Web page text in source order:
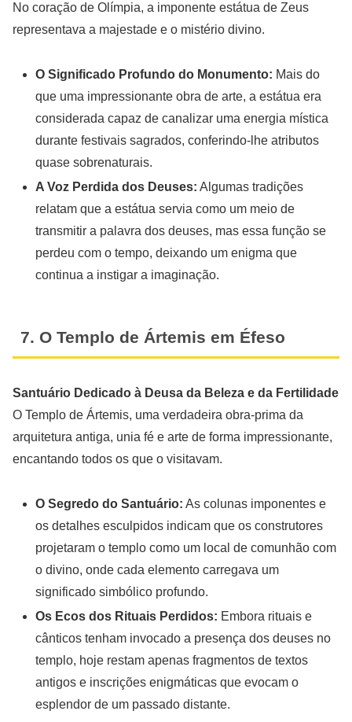
No coração de Olímpia, a imponente estátua de Zeus
representava a majestade e o mistério divino.
O Significado Profundo do Monumento: Mais do
que uma impressionante obra de arte, a estátua era
considerada capaz de canalizar uma energia mística
durante festivais sagrados, conferindo-lhe atributos
quase sobrenaturais.
A Voz Perdida dos Deuses: Algumas tradições
relatam que a estátua servia como um meio de
transmitir a palavra dos deuses, mas essa função se
perdeu com o tempo, deixando um enigma que
continua a instigar a imaginação.
7. O Templo de Ártemis em Éfeso
Santuário Dedicado à Deusa da Beleza e da Fertilidade
O Templo de Ártemis, uma verdadeira obra-prima da
arquitetura antiga, unia fé e arte de forma impressionante,
encantando todos os que o visitavam.
O Segredo do Santuário: As colunas imponentes e
os detalhes esculpidos indicam que os construtores
projetaram o templo como um local de comunhão com
o divino, onde cada elemento carregava um
significado simbólico profundo.
Os Ecos dos Rituais Perdidos: Embora rituais e
cânticos tenham invocado a presença dos deuses no
templo, hoje restam apenas fragmentos de textos
antigos e inscrições enigmáticas que evocam o
esplendor de um passado distante.